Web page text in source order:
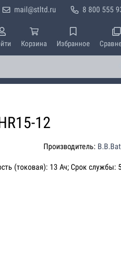
8 800 555
mail@stltd.ru
Корзина Избранное
12
Производитель:
(токовая): 13 Ач; Срок службы: